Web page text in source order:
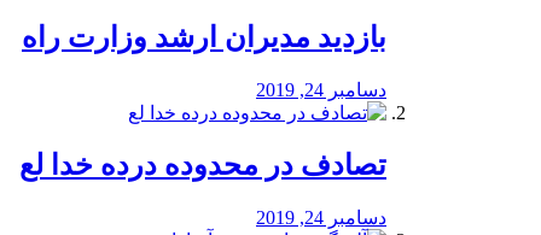
بازدید مدیران ارشد وزارت راه
دسامبر 24, 2019
تصادف در محدوده درده خدا لع
دسامبر 24, 2019